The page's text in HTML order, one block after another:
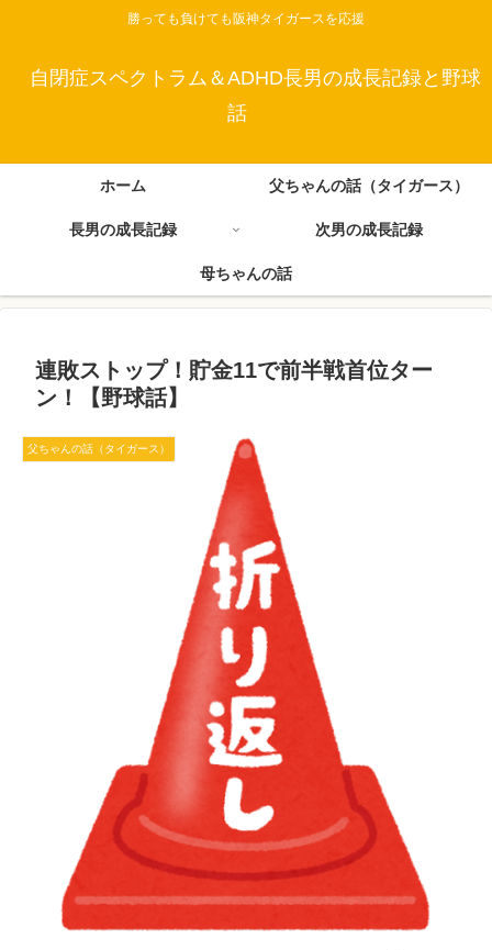
勝っても負けても阪神タイガースを応援
自閉症スペクトラム＆ADHD長男の成長記録と野球
話
ホーム 父ちゃんの話（タイガース）
長男の成長記録 次男の成長記録
母ちゃんの話
連敗ストップ！貯金11で前半戦首位ター
ン！【野球話】
父ちゃんの話（タイガース）